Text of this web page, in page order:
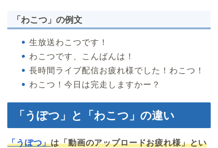
「わこつ」の例文
生放送わこつです！
わこつです、こんばんは！
長時間ライブ配信お疲れ様でした！わこつ！
わこつ！今日は完走しますかー？
「うぽつ」と「わこつ」の違い
「うぽつ」は「動画のアップロードお疲れ様」とい